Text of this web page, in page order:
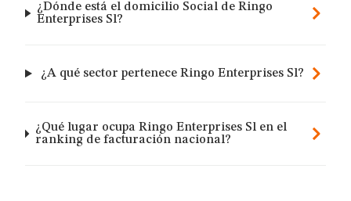
¿Dónde está el domicilio Social de Ringo
Enterprises Sl?
¿A qué sector pertenece Ringo Enterprises Sl?
¿Qué lugar ocupa Ringo Enterprises Sl en el
ranking de facturación nacional?